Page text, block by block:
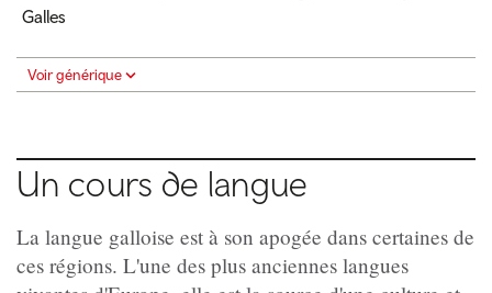
Galles
Voir générique
Un cours de langue
La langue galloise est à son apogée dans certaines de
ces régions. L'une des plus anciennes langues